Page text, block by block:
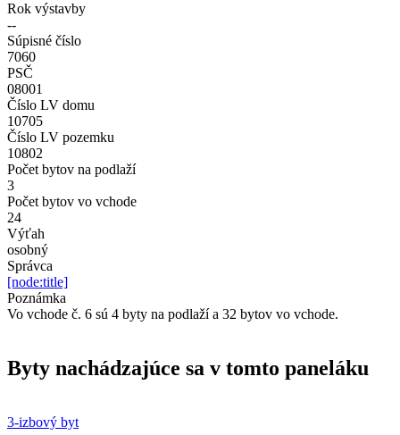
Rok výstavby
--
Súpisné číslo
7060
PSČ
08001
Číslo LV domu
10705
Číslo LV pozemku
10802
Počet bytov na podlaží
3
Počet bytov vo vchode
24
Výťah
osobný
Správca
[node:title]
Poznámka
Vo vchode č. 6 sú 4 byty na podlaží a 32 bytov vo vchode.
Byty nachádzajúce sa v tomto paneláku
3-izbový byt